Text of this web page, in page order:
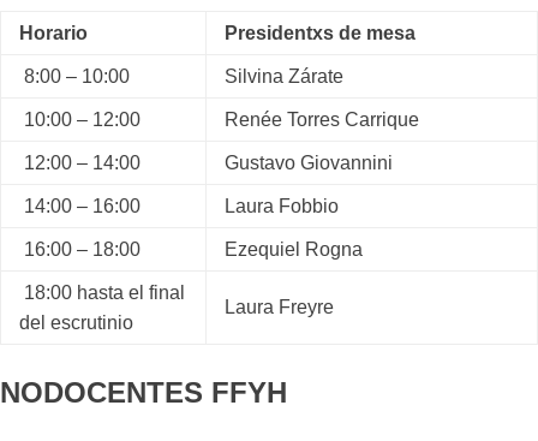
Horario Presidentxs de mesa
8:00 – 10:00 Silvina Zárate
10:00 – 12:00 Renée Torres Carrique
12:00 – 14:00 Gustavo Giovannini
14:00 – 16:00 Laura Fobbio
16:00 – 18:00 Ezequiel Rogna
18:00 hasta el final
del escrutinio
Laura Freyre
NODOCENTES FFYH